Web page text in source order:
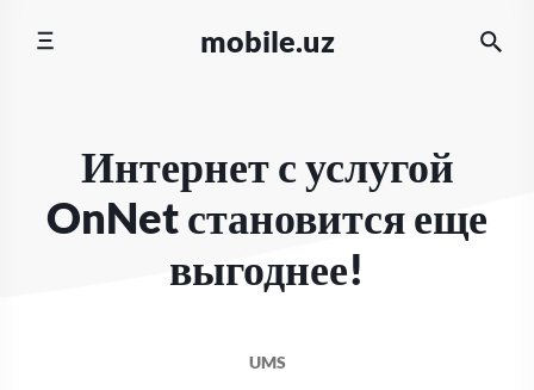
mobile.uz
Интернет с услугой
OnNet становится еще
выгоднее!
UMS